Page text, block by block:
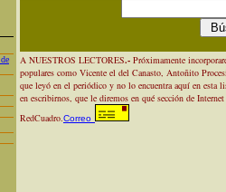
A NUESTROS LECTORES.- Próximamente
populares como Vicente el del Canasto, Antoñito
que leyó en el periódico y no lo encuentra aquí en esta
en escribirnos, que le diremos en qué sección de
RedCuadro.Correo